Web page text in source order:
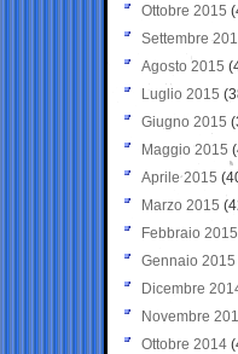
Ottobre 2015
Settembre
Agosto 2015
Luglio 2015
Giugno 2015
Maggio 2015
Aprile 2015
Marzo 2015
Febbraio 2015
Gennaio 2015
Dicembre
Novembre
Ottobre 2014